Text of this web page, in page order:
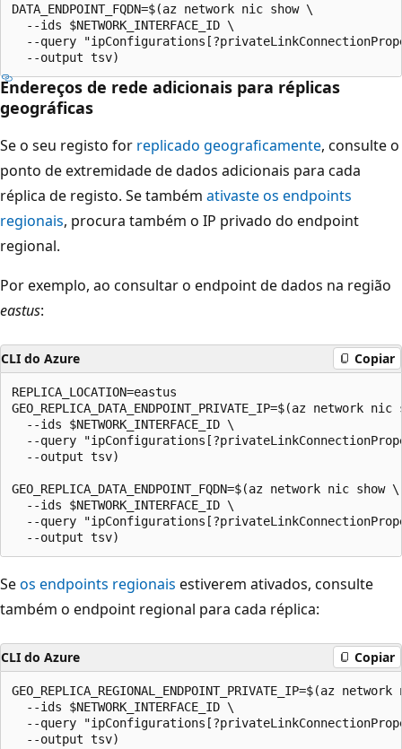
DATA_ENDPOINT_FQDN=$(az network nic show \
  --ids $NETWORK_INTERFACE_ID \
--query
Endereços de rede adicionais para réplicas
geográficas
Se o seu registo for replicado geograficamente, consulte o
ponto de extremidade de dados adicionais para cada
réplica de registo. Se também ativaste os endpoints
regionais, procura também o IP privado do endpoint
regional.
Por exemplo, ao consultar o endpoint de dados na região
eastus:
CLI do Azure Copiar
REPLICA_LOCATION=eastus
GEO_REPLICA_DATA_ENDPOINT_PRIVATE_IP=$(az network
  --ids $NETWORK_INTERFACE_ID \
--query
  --output tsv)
GEO_REPLICA_DATA_ENDPOINT_FQDN=$(az network nic show \
  --ids $NETWORK_INTERFACE_ID \
--query
Seos endpoints regionais estiverem ativados, consulte
também o endpoint regional para cada réplica:
CLI do Azure Copiar
GEO_REPLICA_REGIONAL_ENDPOINT_PRIVATE_IP=$(az
  --ids $NETWORK_INTERFACE_ID \
--query
  --output tsv)